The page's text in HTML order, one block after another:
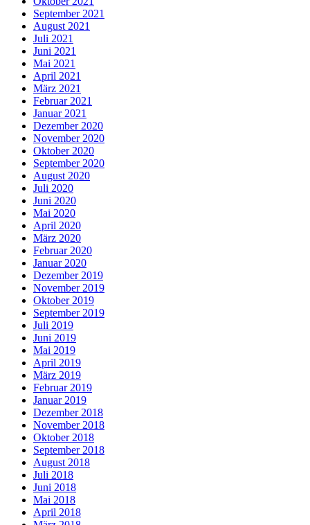
September 2021
August 2021
Juli 2021
Juni 2021
Mai 2021
April 2021
März 2021
Februar 2021
Januar 2021
Dezember 2020
November 2020
Oktober 2020
September 2020
August 2020
Juli 2020
Juni 2020
Mai 2020
April 2020
März 2020
Februar 2020
Januar 2020
Dezember 2019
November 2019
Oktober 2019
September 2019
Juli 2019
Juni 2019
Mai 2019
April 2019
März 2019
Februar 2019
Januar 2019
Dezember 2018
November 2018
Oktober 2018
September 2018
August 2018
Juli 2018
Juni 2018
Mai 2018
April 2018